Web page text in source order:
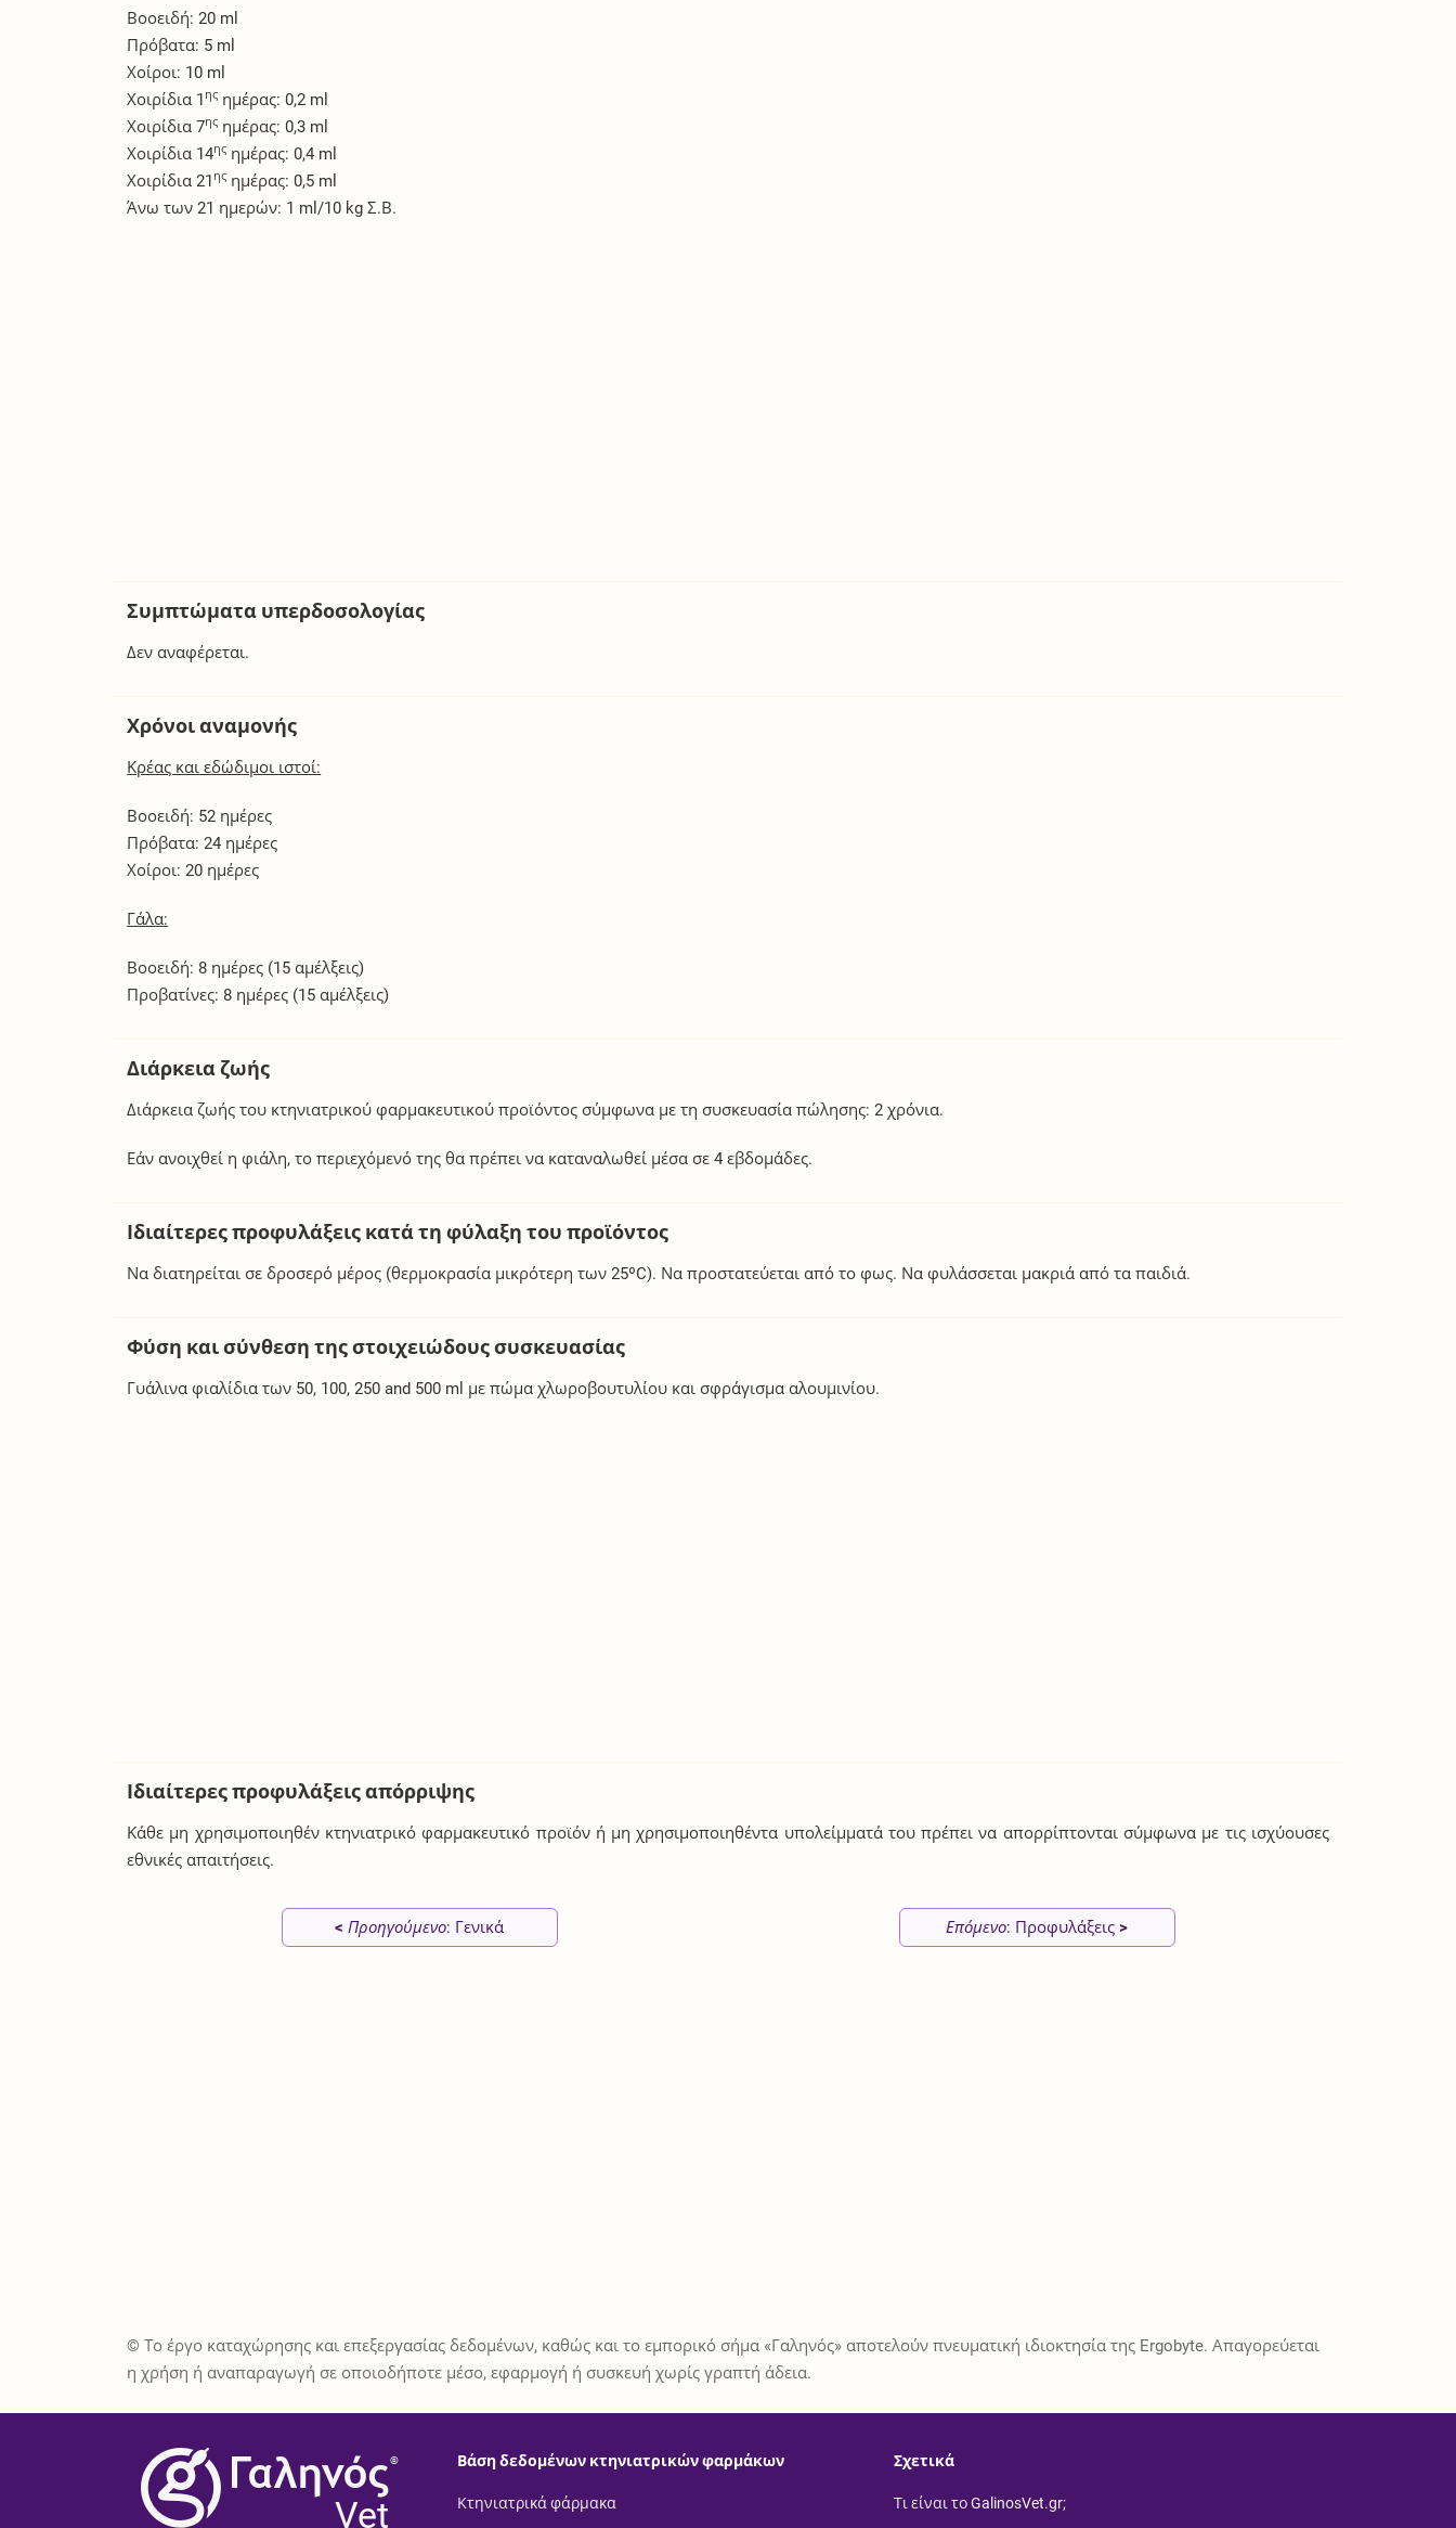
Βοοειδή: 20 ml
Πρόβατα: 5 ml
Χοίροι: 10 ml
Χοιρίδια 1 ης ημέρας: 0,2 ml
Χοιρίδια 7ης ημέρας: 0,3 ml
Χοιρίδια 14ης ημέρας: 0,4 ml
Χοιρίδια 21 ης ημέρας: 0,5 ml
Άνω των 21 ημερών: 1 ml/10 kg Σ.Β.
Συμπτώματα υπερδοσολογίας
Δεν αναφέρεται.
Χρόνοι αναμονής
Κρέας και εδώδιμοι ιστοί:
Βοοειδή: 52 ημέρες
Πρόβατα: 24 ημέρες
Χοίροι: 20 ημέρες
Γάλα:
Βοοειδή: 8 ημέρες (15 αμέλξεις)
Προβατίνες: 8 ημέρες (15 αμέλξεις)
Διάρκεια ζωής
Διάρκεια ζωής του κτηνιατρικού φαρμακευτικού προϊόντος σύμφωνα με τη συσκευασία πώλησης: 2 χρόνια.
Εάν ανοιχθεί η φιάλη, το περιεχόμενό της θα πρέπει να καταναλωθεί μέσα σε 4 εβδομάδες.
Ιδιαίτερες προφυλάξεις κατά τη φύλαξη του προϊόντος
Να διατηρείται σε δροσερό μέρος (θερμοκρασία μικρότερη των 25ºC). Να προστατεύεται από το φως. Να φυλάσσεται μακριά από τα παιδιά.
Φύση και σύνθεση της στοιχειώδους συσκευασίας
Γυάλινα φιαλίδια των 50, 100, 250 and 500 ml με πώμα χλωροβουτυλίου και σφράγισμα αλουμινίου.
Ιδιαίτερες προφυλάξεις απόρριψης
Κάθε μη χρησιμοποιηθέν κτηνιατρικό φαρμακευτικό προϊόν ή μη χρησιμοποιηθέντα υπολείμματά του πρέπει να απορρίπτονται σύμφωνα με τις ισχύουσες
εθνικές απαιτήσεις.
< Προηγούμενο: Γενικά Επόμενο: Προφυλάξεις >
© Το έργο καταχώρησης και επεξεργασίας δεδομένων, καθώς και το εμπορικό σήμα «Γαληνός» αποτελούν πνευματική ιδιοκτησία της Ergobyte. Απαγορεύεται
η χρήση ή αναπαραγωγή σε οποιοδήποτε μέσο, εφαρμογή ή συσκευή χωρίς γραπτή άδεια.
®
Vet
Βάση δεδομένων κτηνιατρικών φαρμάκων
Κτηνιατρικά φάρμακα
Σχετικά
Τι είναι το GalinosVet.gr;